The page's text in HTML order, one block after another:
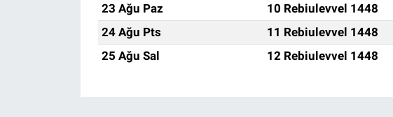
23 Ağu Paz
10 Rebiulevvel 1448
24 Ağu Pts
11 Rebiulevvel 1448
25 Ağu Sal
12 Rebiulevvel 1448